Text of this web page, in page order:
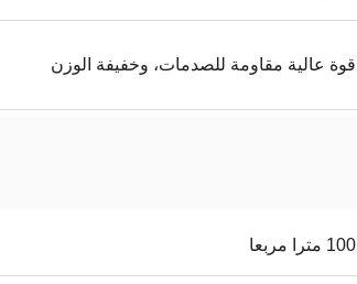
قوة عالية مقاومة للصدمات، وخفيفة الوزن
100 مترا مربعا